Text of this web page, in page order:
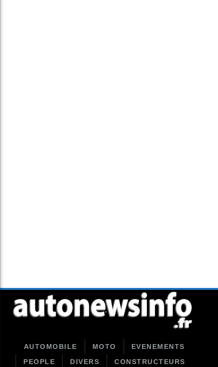
AUTOMOBILE MOTO
EVENEMENTS
PEOPLE
DIVERS CONSTRUCTEURS